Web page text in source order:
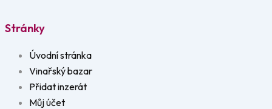
Stránky
Úvodní stránka
Vinařský bazar
Přidat inzerát
Můj účet